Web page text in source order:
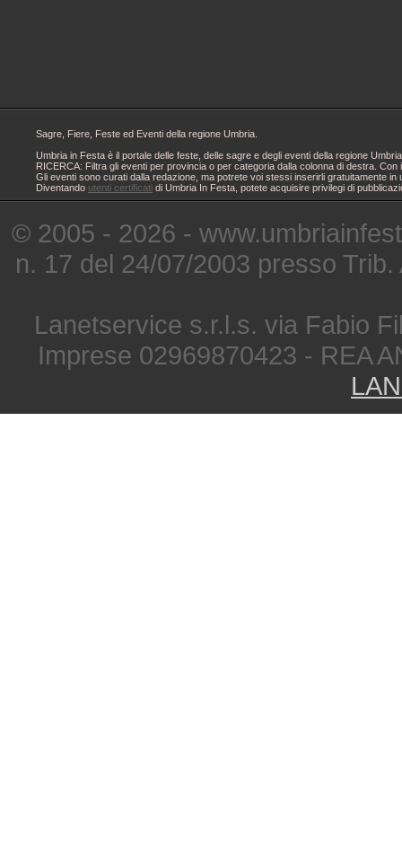
Sagre, Fiere, Feste ed Eventi della regione Umbria.
Umbria in Festa è il portale delle feste, delle sagre e degli eventi della regione
RICERCA: Filtra gli eventi per provincia o per categoria dalla colonna di destra.
Gli eventi sono curati dalla redazione, ma potrete voi stessi inserirli gratuitamente
Diventando utenti certificati di Umbria In Festa, potete acquisire privilegi di
© 2005 - 2026 -
n. 17 del 24/07/2003 presso
Lanetservice s.r.l.s. via Fabio
Imprese 02969870423 - REA